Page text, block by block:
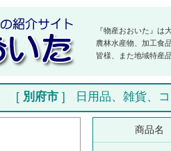
『物産おおいた』は
農林水産物、加工食
皆様、また地域特産
[ 別府市 ] 日用品、雑貨、
商品名